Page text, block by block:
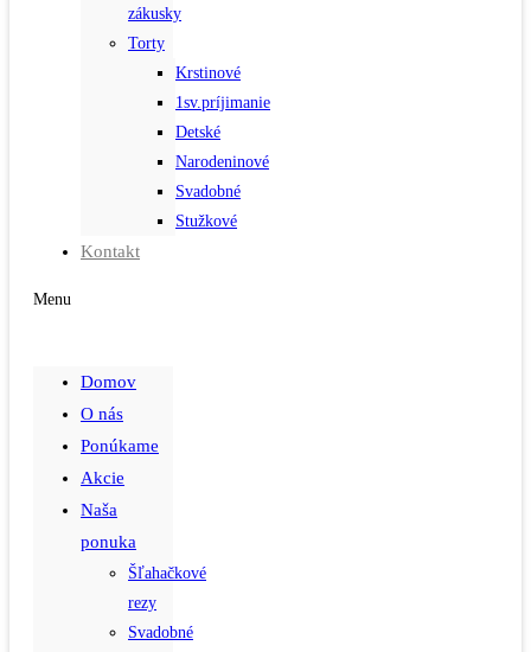
zákusky
Torty
Krstinové
1sv.príjimanie
Detské
Narodeninové
Svadobné
Stužkové
Kontakt
Menu
Domov
O nás
Ponúkame
Akcie
Naša
ponuka
Šľahačkové
rezy
Svadobné